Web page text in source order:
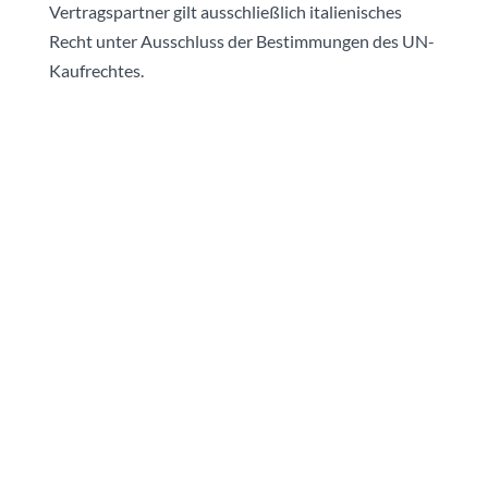
Vertragspartner gilt ausschließlich italienisches
Recht unter Ausschluss der Bestimmungen des UN-
Kaufrechtes.